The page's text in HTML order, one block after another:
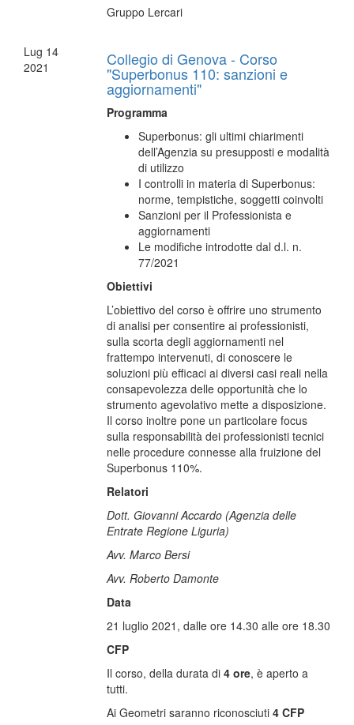
Gruppo Lercari
Lug 14
2021
Collegio di Genova - Corso
"Superbonus 110: sanzioni e
aggiornamenti"
Programma
Superbonus: gli ultimi chiarimenti
dell’Agenzia su presupposti e modalità
di utilizzo
I controlli in materia di Superbonus:
norme, tempistiche, soggetti coinvolti
Sanzioni per il Professionista e
aggiornamenti
Le modifiche introdotte dal d.l. n.
77/2021
Obiettivi
L’obiettivo del corso è offrire uno strumento
di analisi per consentire ai professionisti,
sulla scorta degli aggiornamenti nel
frattempo intervenuti, di conoscere le
soluzioni più efficaci ai diversi casi reali nella
consapevolezza delle opportunità che lo
strumento agevolativo mette a disposizione.
Il corso inoltre pone un particolare focus
sulla responsabilità dei professionisti tecnici
nelle procedure connesse alla fruizione del
Superbonus 110%.
Relatori
Dott. Giovanni Accardo (Agenzia delle
Entrate Regione Liguria)
Avv. Marco Bersi
Avv. Roberto Damonte
Data
21 luglio 2021, dalle ore 14.30 alle ore 18.30
CFP
Il corso, della durata di 4 ore, è aperto a
tutti.
Ai Geometri saranno riconosciuti 4 CFP